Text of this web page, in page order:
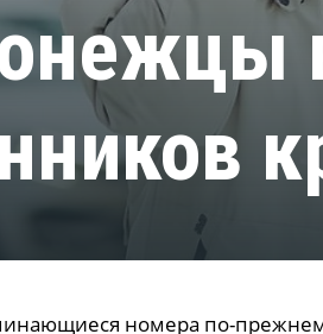
номера по-